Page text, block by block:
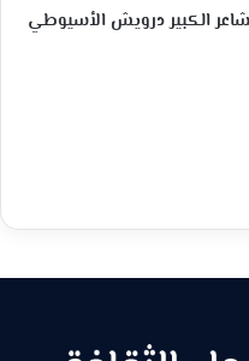
الكبير درويش الأسيوطي